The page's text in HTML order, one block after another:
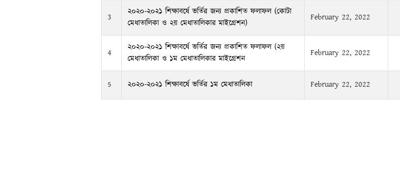
3
২০২০-২০২১ শিক্ষাবর্ষে ভর্তির জন্য প্রকাশিত ফলাফল (কোটা
মেধাতালিকা ও ২য় মেধাতালিকার মাইগ্রেশন)
February 22, 2022
4
২০২০-২০২১ শিক্ষাবর্ষে ভর্তির জন্য প্রকাশিত ফলাফল (২য়
মেধাতালিকা ও ১ম মেধাতালিকার মাইগ্রেশন
February 22, 2022
5 ২০২০-২০২১ শিক্ষাবর্ষে ভর্তির ১ম মেধাতালিকা February 22, 2022